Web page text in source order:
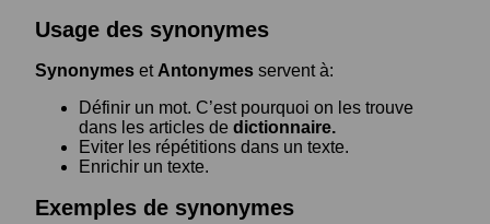
Usage des synonymes
Synonymes et Antonymes servent à:
Définir un mot. C’est pourquoi on les trouve
dans les articles de dictionnaire.
Eviter les répétitions dans un texte.
Enrichir un texte.
Exemples de synonymes